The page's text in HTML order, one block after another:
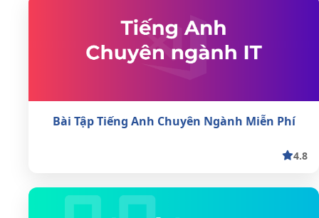
Bài Tập Tiếng Anh Chuyên Ngành Miễn Phí
4.8